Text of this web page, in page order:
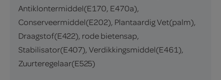
Antiklontermiddel(E170, E470a),
Conserveermiddel(E202), Plantaardig Vet(palm),
Draagstof(E422), rode bietensap,
Stabilisator(E407), Verdikkingsmiddel(E461),
Zuurteregelaar(E525)